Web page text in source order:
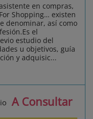
en compras,
Shopping… existen
denominar, así como
el
estudio del
u objetivos, guía
y adquisic...
A Consultar